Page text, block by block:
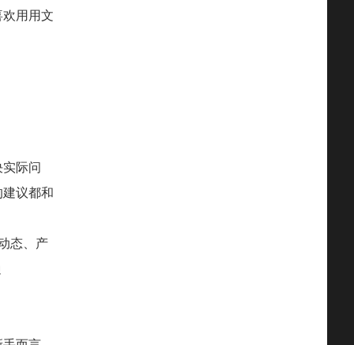
用用文
际问
议都和
态、产